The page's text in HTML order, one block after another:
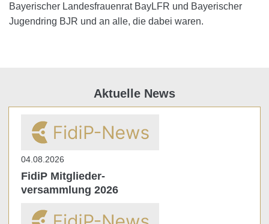
Bayerischer Landesfrauenrat BayLFR und Bayerischer
Jugendring BJR und an alle, die dabei waren.
Aktuelle News
04.08.2026
FidiP Mitglieder-
versammlung 2026